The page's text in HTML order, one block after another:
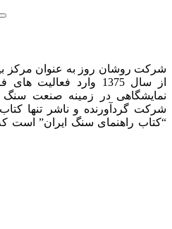
شرکت روشان روز به عنوان مرکز
از سال 1375 وارد
نمایشگاهی در زمینه صنعت سنگ
شرکت گردآورنده و ناشر تنها
“کتاب راهنمای سنگ ایران” است